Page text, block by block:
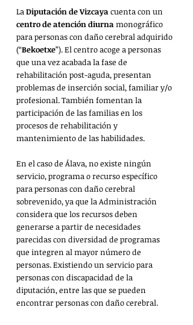
La Diputación de Vizcaya cuenta con un
centro de atención diurna monográfico
para personas con daño cerebral adquirido
(“Bekoetxe”). El centro acoge a personas
que una vez acabada la fase de
rehabilitación post-aguda, presentan
problemas de inserción social, familiar y/o
profesional. También fomentan la
participación de las familias en los
procesos de rehabilitación y
mantenimiento de las habilidades.
En el caso de Álava, no existe ningún
servicio, programa o recurso específico
para personas con daño cerebral
sobrevenido, ya que la Administración
considera que los recursos deben
generarse a partir de necesidades
parecidas con diversidad de programas
que integren al mayor número de
personas. Existiendo un servicio para
personas con discapacidad de la
diputación, entre las que se pueden
encontrar personas con daño cerebral.